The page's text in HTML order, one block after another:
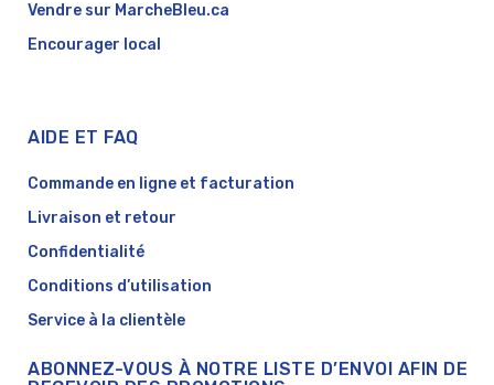
Vendre sur MarcheBleu.ca
Encourager local
AIDE ET FAQ
Commande en ligne et facturation
Livraison et retour
Confidentialité
Conditions d’utilisation
Service à la clientèle
ABONNEZ-VOUS À NOTRE LISTE D’ENVOI AFIN DE